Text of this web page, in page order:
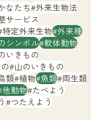
大
ンターとは
なたち 外来生物法
サービス
特定外来生物 外来種
シンボル 軟体動物
いきもの
山のいきもの
類 植物 魚類 両生類
他動物 たべよう
つたえよう